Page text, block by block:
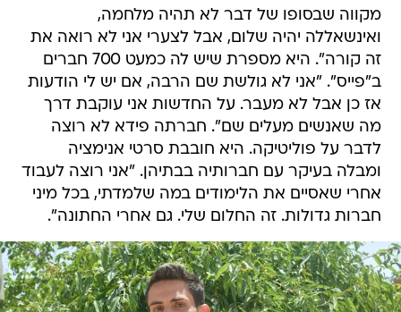
מקווה שבסופו של דבר לא תהיה מלחמה,
ואינשאללה יהיה שלום, אבל לצערי אני לא רואה את
זה קורה". היא מספרת שיש לה כמעט 700 חברים
ב"פייס". "אני לא גולשת שם הרבה, אם יש לי הודעות
אז כן אבל לא מעבר. על החדשות אני עוקבת דרך
מה שאנשים מעלים שם". חברתה פידא לא רוצה
לדבר על פוליטיקה. היא חובבת סרטי אנימציה
ומבלה בעיקר עם חברותיה בבתיהן. "אני רוצה לעבוד
אחרי שאסיים את הלימודים במה שלמדתי, בכל מיני
חברות גדולות. זה החלום שלי. גם אחרי החתונה".